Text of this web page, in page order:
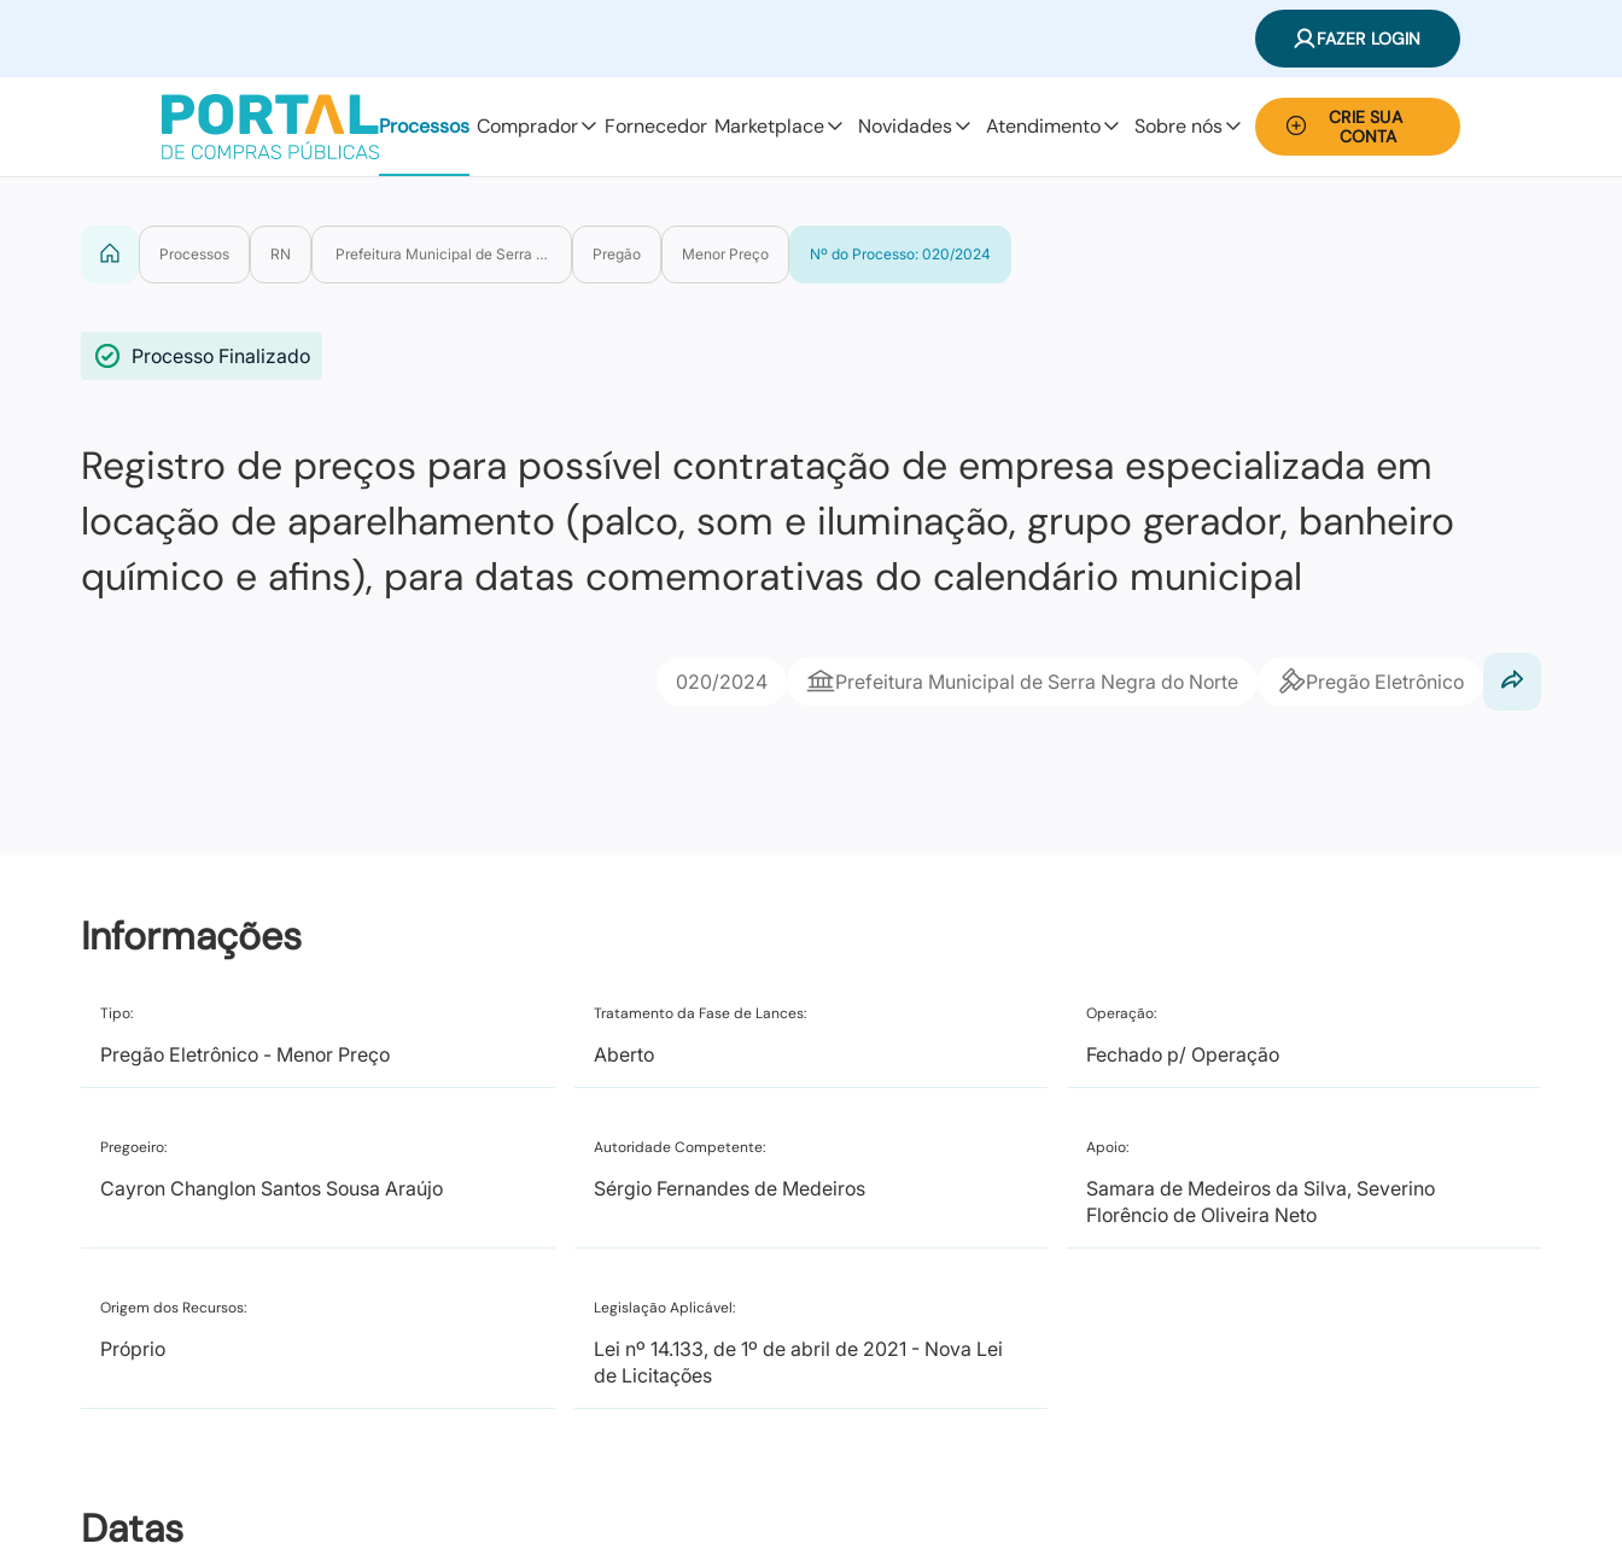
FAZER LOGIN
Processos Comprador Fornecedor Marketplace Novidades Atendimento Sobre nós
CRIE SUA
CONTA
Processos RN Prefeitura Municipal de Serra Negra do Norte
Pregão Menor Preço Nº do Processo: 020/2024
Processo Finalizado
Registro de preços para possível contratação de empresa especializada em
locação de aparelhamento (palco, som e iluminação, grupo gerador, banheiro
químico e afins), para datas comemorativas do calendário municipal
020/2024 Prefeitura Municipal de Serra Negra do Norte Pregão Eletrônico
Informações
Tipo:
Pregão Eletrônico - Menor Preço
Tratamento da Fase de Lances:
Aberto
Operação:
Fechado p/ Operação
Pregoeiro:
Cayron Changlon Santos Sousa Araújo
Autoridade Competente:
Sérgio Fernandes de Medeiros
Apoio:
Samara de Medeiros da Silva, Severino
Florêncio de Oliveira Neto
Origem dos Recursos:
Próprio
Legislação Aplicável:
Lei nº 14.133, de 1º de abril de 2021 - Nova Lei
de Licitações
Datas